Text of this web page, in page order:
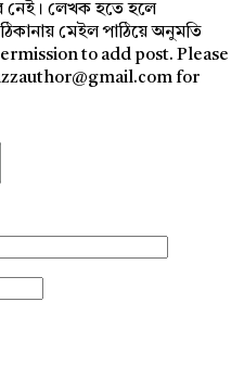
নেই। লেখক হতে হলে
মেইল পাঠিয়ে অনুমতি
to add post. Please
for